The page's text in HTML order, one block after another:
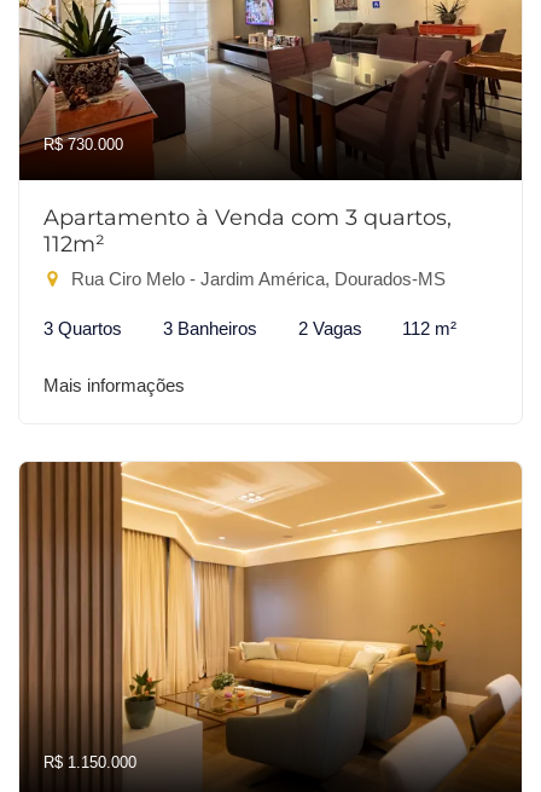
R$ 730.000
Apartamento à Venda com 3 quartos,
112m²
Rua Ciro Melo - Jardim América, Dourados-MS
3 Quartos 3 Banheiros 2 Vagas 112 m²
Mais informações
R$ 1.150.000